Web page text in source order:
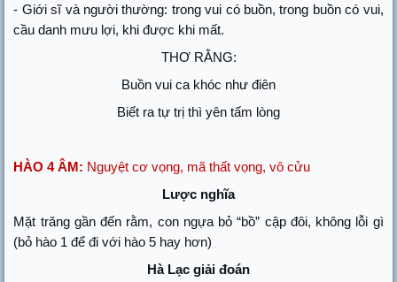
- Giới sĩ và người thường: trong vui có buồn, trong buồn có vui,
cầu danh mưu lợi, khi được khi mất.
THƠ RẰNG:
Buồn vui ca khóc như điên
Biết ra tự trị thì yên tấm lòng
HÀO 4 ÂM: Nguyệt cơ vọng, mã thất vọng, vô cửu
Lược nghĩa
Mặt trăng gần đến rằm, con ngựa bỏ “bồ” cập đôi, không lỗi gì
(bỏ hào 1 để đi với hào 5 hay hơn)
Hà Lạc giải đoán